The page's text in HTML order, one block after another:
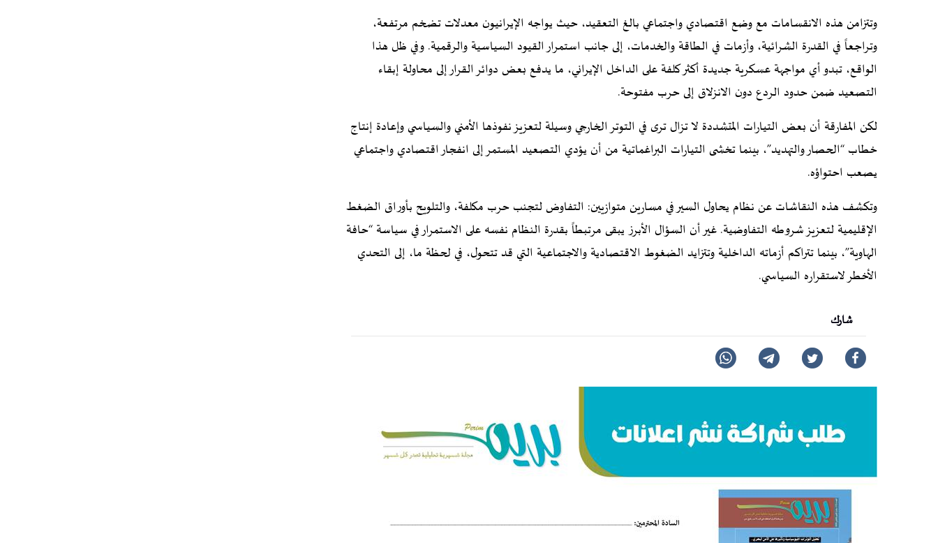
وتتزامن هذه الانقسامات مع وضع اقتصادي واجتماعي بالغ التعقيد، حيث يواجه الإيرانيون معدلات تضخم مرتفعة،
وتراجعاً في القدرة الشرائية، وأزمات في الطاقة والخدمات، إلى جانب استمرار القيود السياسية والرقمية. وفي ظل هذا
الواقع، تبدو أي مواجهة عسكرية جديدة أكثر كلفة على الداخل الإيراني، ما يدفع بعض دوائر القرار إلى محاولة إبقاء
التصعيد ضمن حدود الردع دون الانزلاق إلى حرب مفتوحة.
لكن المفارقة أن بعض التيارات المتشددة لا تزال ترى في التوتر الخارجي وسيلة لتعزيز نفوذها الأمني والسياسي وإعادة إنتاج
خطاب “الحصار والتهديد”، بينما تخشى التيارات البراغماتية من أن يؤدي التصعيد المستمر إلى انفجار اقتصادي واجتماعي
يصعب احتواؤه.
وتكشف هذه النقاشات عن نظام يحاول السير في مسارين متوازيين: التفاوض لتجنب حرب مكلفة، والتلويح بأوراق الضغط
الإقليمية لتعزيز شروطه التفاوضية. غير أن السؤال الأبرز يبقى مرتبطاً بقدرة النظام نفسه على الاستمرار في سياسة “حافة
الهاوية”، بينما تتراكم أزماته الداخلية وتتزايد الضغوط الاقتصادية والاجتماعية التي قد تتحول، في لحظة ما، إلى التحدي
الأخطر لاستقراره السياسي.
شارك